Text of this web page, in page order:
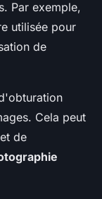
Par exemple,
utilisée pour
de
Cela peut
de